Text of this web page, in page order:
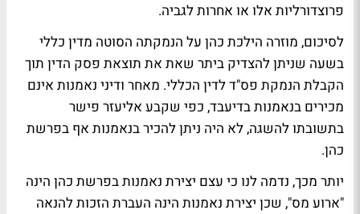
פרוצדורליות אלו או אחרות לגביה.
לסיכום, מוזרה הילכת כהן על הנמקתה הסוטה מדין כללי
בשעה שניתן להצדיק ביתר שאת את תוצאת פסק הדין תוך
הקבלת הנמקת פס"ד לדין הכללי. מאחר ודיני נאמנות אינם
מכירים בנאמנות בדיעבד, כפי שקבע אליעזר פישר
בתשובתו להשגה, לא היה ניתן להכיר בנאמנות אף בפרשת
כהן.
יותר מכך, נדמה לנו כי עצם יצירת נאמנות בפרשת כהן הינה
"ארוע מס", שכן יצירת נאמנות הינה העברת הזכות להנאה